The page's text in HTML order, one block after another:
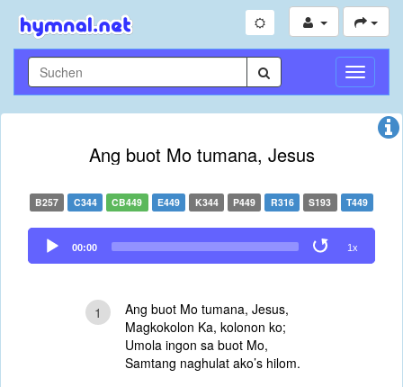
Ang buot Mo tumana, Jesus
B257 C344 CB449 E449 K344 P449 R316 S193 T449
Audio
Player
00:00 1x
1
Ang buot Mo tumana, Jesus,
Magkokolon Ka, kolonon ko;
Umola ingon sa buot Mo,
Samtang naghulat ako’s hilom.